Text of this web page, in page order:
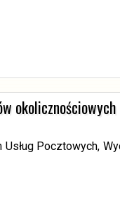
okolicznościowych
Pocztowych,